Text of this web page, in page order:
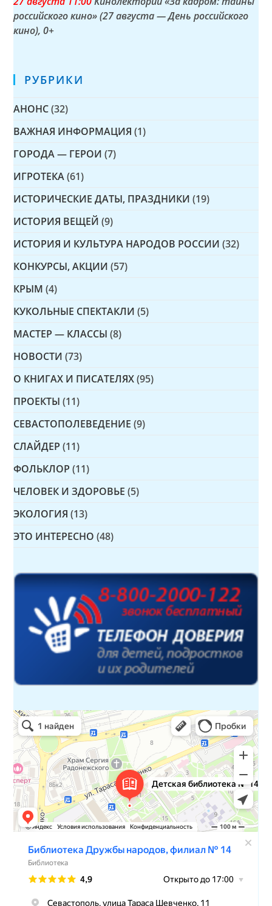
российского кино» (27 августа — День российского
кино), 0+
РУБРИКИ
АНОНС (32)
ВАЖНАЯ ИНФОРМАЦИЯ (1)
ГОРОДА — ГЕРОИ (7)
ИГРОТЕКА (61)
ИСТОРИЧЕСКИЕ ДАТЫ, ПРАЗДНИКИ (19)
ИСТОРИЯ ВЕЩЕЙ (9)
ИСТОРИЯ И КУЛЬТУРА НАРОДОВ РОССИИ (32)
КОНКУРСЫ, АКЦИИ (57)
КРЫМ (4)
КУКОЛЬНЫЕ СПЕКТАКЛИ (5)
МАСТЕР — КЛАССЫ (8)
НОВОСТИ (73)
О КНИГАХ И ПИСАТЕЛЯХ (95)
ПРОЕКТЫ (11)
СЕВАСТОПОЛЕВЕДЕНИЕ (9)
СЛАЙДЕР (11)
ФОЛЬКЛОР (11)
ЧЕЛОВЕК И ЗДОРОВЬЕ (5)
ЭКОЛОГИЯ (13)
ЭТО ИНТЕРЕСНО (48)
Детская библиотека № 14 Дружбы народов
Библиотека в Севастополе